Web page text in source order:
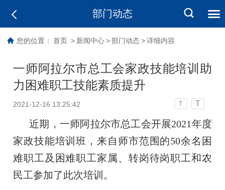
部门动态
您的位置： 首页 > 新闻中心 > 部门动态 > 详细内容
一师阿拉尔市总工会家政技能培训助
力困难职工技能素质提升
2021-12-16 13:25:42 T T
近期，一师阿拉尔市总工会开展2021年度
家政技能培训班，来自师市范围的50余名困
难职工及困难职工家属、转岗待岗职工和农
民工参加了此次培训。